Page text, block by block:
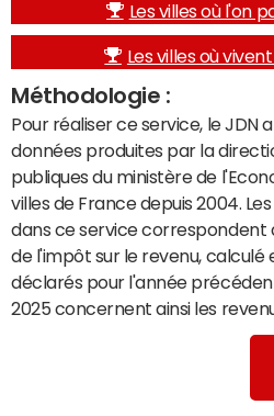
Les villes où l'on
Les villes où
Méthodologie :
Pour réaliser ce service, le JDN
données produites par la
publiques du ministère de
villes de France depuis 2004.
dans ce service correspondent
de l'impôt sur le revenu, calculé
déclarés pour l'année
2025 concernent ainsi les